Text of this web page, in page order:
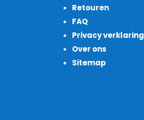
Retouren
FAQ
Privacy verklaring
Over ons
Sitemap